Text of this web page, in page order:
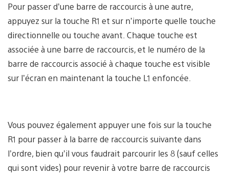
Pour passer d’une barre de raccourcis à une autre,
appuyez sur la touche R1 et sur n’importe quelle touche
directionnelle ou touche avant. Chaque touche est
associée à une barre de raccourcis, et le numéro de la
barre de raccourcis associé à chaque touche est visible
sur l’écran en maintenant la touche L1 enfoncée.
Vous pouvez également appuyer une fois sur la touche
R1 pour passer à la barre de raccourcis suivante dans
l’ordre, bien qu’il vous faudrait parcourir les 8 (sauf celles
qui sont vides) pour revenir à votre barre de raccourcis